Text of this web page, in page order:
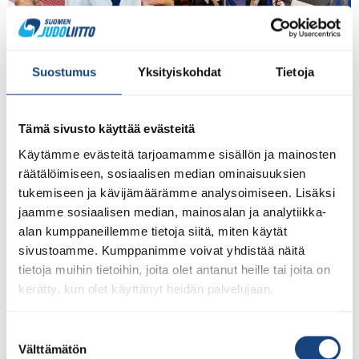
Suostumus Yksityiskohdat Tietoja
Tämä sivusto käyttää evästeitä
Käytämme evästeitä tarjoamamme sisällön ja mainosten
räätälöimiseen, sosiaalisen median ominaisuuksien
tukemiseen ja kävijämäärämme analysoimiseen. Lisäksi
jaamme sosiaalisen median, mainosalan ja analytiikka-
alan kumppaneillemme tietoja siitä, miten käytät
sivustoamme. Kumppanimme voivat yhdistää näitä
tietoja muihin tietoihin, joita olet antanut heille tai joita on
kerätty, kun olet käyttänyt heidän palvelujaan.
valinta
Välttämätön
Kamppailulajiliitot järjestävät Seniorikamppailun
ohjaajakoulutuksen 13.9. Tuusulassa Onko seurallanne
mielenkiintoa laajentaa toimintaa ikääntyviin? Toimiiko
seurassanne jo ikääntyvien omia harrastusryhmiä?
Oletteko kiinnostuneita käynnistämään senioritoimintaa?
Nyt on mahdollista kouluttautua laadukkaan ja
turvallisen seniorikamppailukonseptin ohjaajaksi! Aika:
13.9.2026 klo 10:00–n.15:00 Paikka: Tuusulan
23:59 mennessä Suomisportissa: